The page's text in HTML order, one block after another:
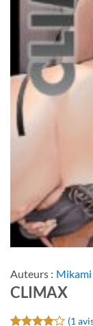
Auteurs :
CLIMAX
(1